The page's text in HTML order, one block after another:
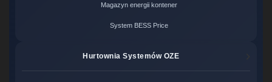
Magazyn energii kontener
System BESS Price
Hurtownia Systemów OZE